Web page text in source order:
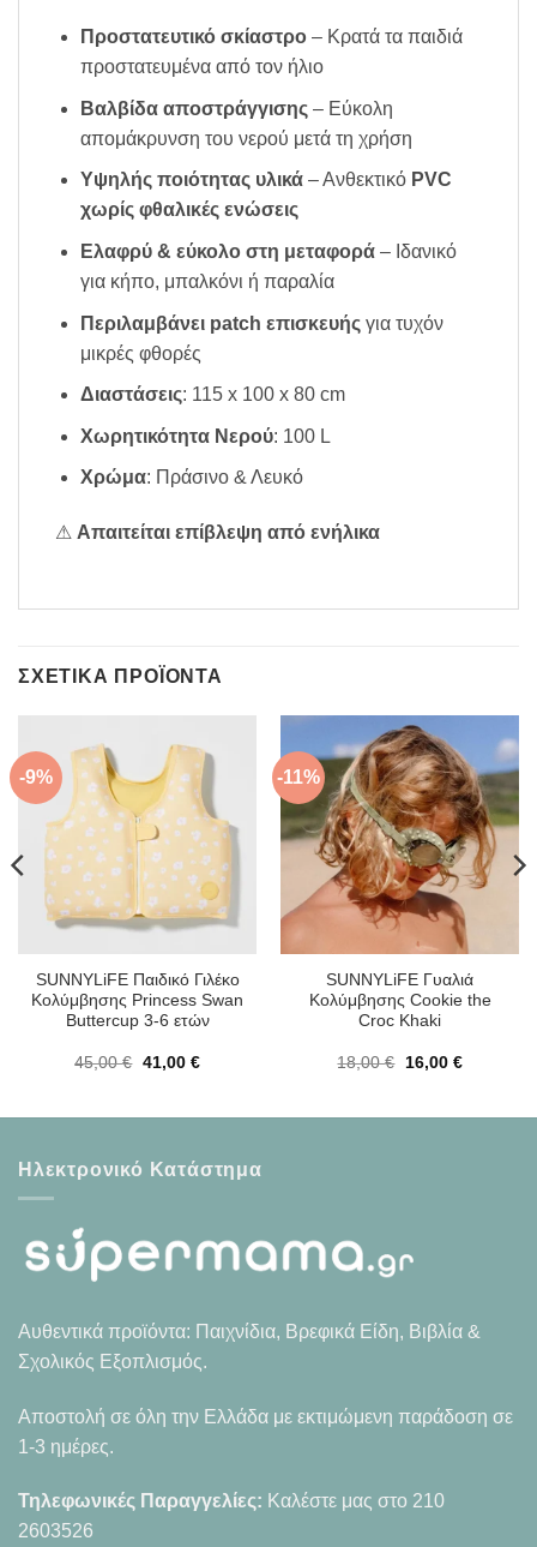
Προστατευτικό σκίαστρο– Κρατά τα παιδιά
προστατευμένα από τον ήλιο
Βαλβίδα αποστράγγισης– Εύκολη
απομάκρυνση του νερού μετά τη χρήση
Υψηλής ποιότητας υλικά– Ανθεκτικό PVC
χωρίς φθαλικές ενώσεις
Ελαφρύ & εύκολο στη μεταφορά– Ιδανικό
για κήπο, μπαλκόνι ή παραλία
Περιλαμβάνει patch επισκευήςγια τυχόν
μικρές φθορές
Διαστάσεις: 115 x 100 x 80 cm
Χωρητικότητα Νερού: 100 L
Χρώμα: Πράσινο & Λευκό
⚠ Aπαιτείται επίβλεψη από ενήλικα
ΣΧΕΤΙΚΆ ΠΡΟΪΌΝΤΑ
-9%
SUNNYLiFE Παιδικό Γιλέκο
Κολύμβησης Princess Swan
Buttercup 3-6 ετών
45,00€ Original
41,00 €Η
-11%
SUNNYLiFE Γυαλιά
Κολύμβησης Cookie the
Croc Khaki
18,00€
Original
16,00 €Η
Ηλεκτρονικό Κατάστημα
Αυθεντικά προϊόντα: Παιχνίδια, Βρεφικά Είδη, Βιβλία &
Σχολικός Εξοπλισμός.
Αποστολή σε όλη την Ελλάδα με εκτιμώμενη παράδοση σε
1-3 ημέρες.
Τηλεφωνικές Παραγγελίες: Καλέστε μας στο 210
2603526